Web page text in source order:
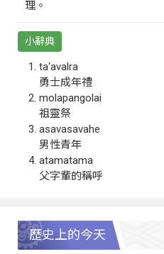
理。
小辭典
ta‘avalra
勇士成年禮
molapangolai
祖靈祭
asavasavahe
男性青年
atamatama
父字輩的稱呼
歷史上的今天